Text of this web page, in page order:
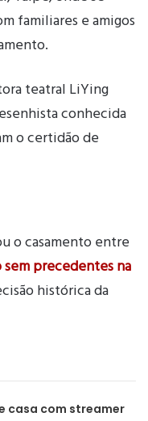
familiares e amigos
teatral LiYing
conhecida
o certidão de
o casamento entre
precedentes na
histórica da
casa com streamer